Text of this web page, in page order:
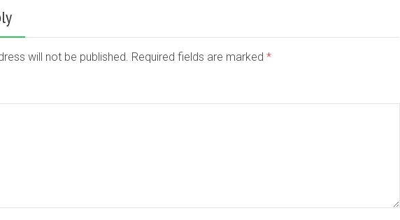
will not be published. Required fields are marked *